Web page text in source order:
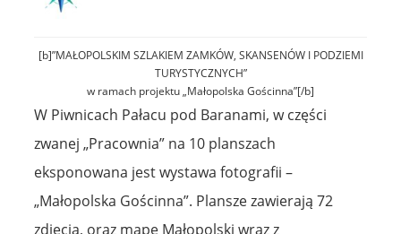
[b]”MAŁOPOLSKIM SZLAKIEM ZAMKÓW, SKANSENÓW I PODZIEMI
TURYSTYCZNYCH”
w ramach projektu „Małopolska Gościnna”[/b]
W Piwnicach Pałacu pod Baranami, w części
zwanej „Pracownia” na 10 planszach
eksponowana jest wystawa fotografii –
„Małopolska Gościnna”. Plansze zawierają 72
zdjęcia, oraz mapę Małopolski wraz z